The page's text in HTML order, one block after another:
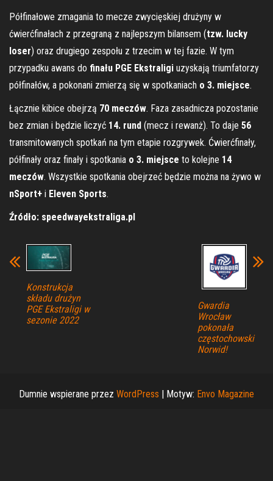
Półfinałowe zmagania to mecze zwycięskiej drużyny w
ćwierćfinałach z przegraną z najlepszym bilansem (tzw. lucky
loser) oraz drugiego zespołu z trzecim w tej fazie. W tym
przypadku awans do finału PGE Ekstraligi uzyskają triumfatorzy
półfinałów, a pokonani zmierzą się w spotkaniach o 3. miejsce.
Łącznie kibice obejrzą 70 meczów. Faza zasadnicza pozostanie
bez zmian i będzie liczyć 14. rund (mecz i rewanż). To daje 56
transmitowanych spotkań na tym etapie rozgrywek. Ćwierćfinały,
półfinały oraz finały i spotkania o 3. miejsce to kolejne 14
meczów. Wszystkie spotkania obejrzeć będzie można na żywo w
nSport+ i Eleven Sports.
Źródło: speedwayekstraliga.pl
Konstrukcja
składu drużyn
PGE Ekstraligi w
sezonie 2022
Gwardia
Wrocław
pokonała
częstochowski
Norwid!
Dumnie wspierane przez WordPress | Motyw: Envo Magazine